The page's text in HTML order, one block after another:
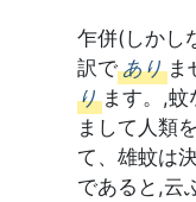
乍併(しかし
訳で あり ま
り ます。,
まして人類
て、雄蚊は
であると,云